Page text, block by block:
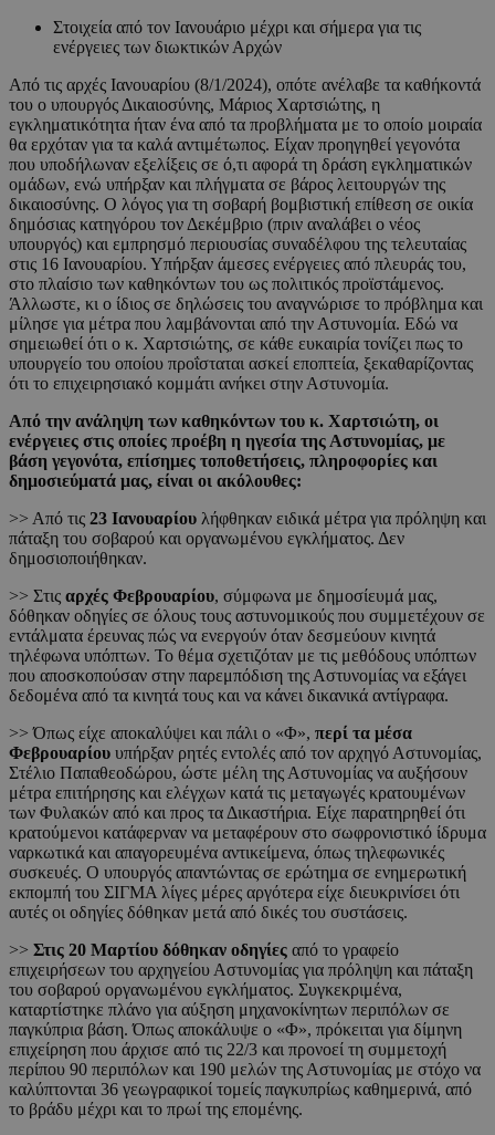
Στοιχεία από τον Ιανουάριο μέχρι και σήμερα για τις
ενέργειες των διωκτικών Αρχών
Από τις αρχές Ιανουαρίου (8/1/2024), οπότε ανέλαβε τα καθήκοντά
του ο υπουργός Δικαιοσύνης, Μάριος Χαρτσιώτης, η
εγκληματικότητα ήταν ένα από τα προβλήματα με το οποίο μοιραία
θα ερχόταν για τα καλά αντιμέτωπος. Είχαν προηγηθεί γεγονότα
που υποδήλωναν εξελίξεις σε ό,τι αφορά τη δράση εγκληματικών
ομάδων, ενώ υπήρξαν και πλήγματα σε βάρος λειτουργών της
δικαιοσύνης. Ο λόγος για τη σοβαρή βομβιστική επίθεση σε οικία
δημόσιας κατηγόρου τον Δεκέμβριο (πριν αναλάβει ο νέος
υπουργός) και εμπρησμό περιουσίας συναδέλφου της τελευταίας
στις 16 Ιανουαρίου. Υπήρξαν άμεσες ενέργειες από πλευράς του,
στο πλαίσιο των καθηκόντων του ως πολιτικός προϊστάμενος.
Άλλωστε, κι ο ίδιος σε δηλώσεις του αναγνώρισε το πρόβλημα και
μίλησε για μέτρα που λαμβάνονται από την Αστυνομία. Εδώ να
σημειωθεί ότι ο κ. Χαρτσιώτης, σε κάθε ευκαιρία τονίζει πως το
υπουργείο του οποίου προΐσταται ασκεί εποπτεία, ξεκαθαρίζοντας
ότι το επιχειρησιακό κομμάτι ανήκει στην Αστυνομία.
Από την ανάληψη των καθηκόντων του κ. Χαρτσιώτη, οι
ενέργειες στις οποίες προέβη η ηγεσία της Αστυνομίας, με
βάση γεγονότα, επίσημες τοποθετήσεις, πληροφορίες και
δημοσιεύματά μας, είναι οι ακόλουθες:
>> Από τις 23 Ιανουαρίου λήφθηκαν ειδικά μέτρα για πρόληψη και
πάταξη του σοβαρού και οργανωμένου εγκλήματος. Δεν
δημοσιοποιήθηκαν.
>> Στις αρχές Φεβρουαρίου, σύμφωνα με δημοσίευμά μας,
δόθηκαν οδηγίες σε όλους τους αστυνομικούς που συμμετέχουν σε
εντάλματα έρευνας πώς να ενεργούν όταν δεσμεύουν κινητά
τηλέφωνα υπόπτων. Το θέμα σχετιζόταν με τις μεθόδους υπόπτων
που αποσκοπούσαν στην παρεμπόδιση της Αστυνομίας να εξάγει
δεδομένα από τα κινητά τους και να κάνει δικανικά αντίγραφα.
>> Όπως είχε αποκαλύψει και πάλι ο «Φ», περί τα μέσα
Φεβρουαρίου υπήρξαν ρητές εντολές από τον αρχηγό Αστυνομίας,
Στέλιο Παπαθεοδώρου, ώστε μέλη της Αστυνομίας να αυξήσουν
μέτρα επιτήρησης και ελέγχων κατά τις μεταγωγές κρατουμένων
των Φυλακών από και προς τα Δικαστήρια. Είχε παρατηρηθεί ότι
κρατούμενοι κατάφερναν να μεταφέρουν στο σωφρονιστικό ίδρυμα
ναρκωτικά και απαγορευμένα αντικείμενα, όπως τηλεφωνικές
συσκευές. Ο υπουργός απαντώντας σε ερώτημα σε ενημερωτική
εκπομπή του ΣΙΓΜΑ λίγες μέρες αργότερα είχε διευκρινίσει ότι
αυτές οι οδηγίες δόθηκαν μετά από δικές του συστάσεις.
>> Στις 20 Μαρτίου δόθηκαν οδηγίες από το γραφείο
επιχειρήσεων του αρχηγείου Αστυνομίας για πρόληψη και πάταξη
του σοβαρού οργανωμένου εγκλήματος. Συγκεκριμένα,
καταρτίστηκε πλάνο για αύξηση μηχανοκίνητων περιπόλων σε
παγκύπρια βάση. Όπως αποκάλυψε ο «Φ», πρόκειται για δίμηνη
επιχείρηση που άρχισε από τις 22/3 και προνοεί τη συμμετοχή
περίπου 90 περιπόλων και 190 μελών της Αστυνομίας με στόχο να
καλύπτονται 36 γεωγραφικοί τομείς παγκυπρίως καθημερινά, από
το βράδυ μέχρι και το πρωί της επομένης.